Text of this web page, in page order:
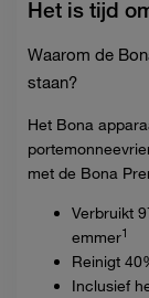
Het is tijd
Waarom de
staan?
Het Bona
met de Bona
Verbruikt
emmer1
Reinigt
Inclusief